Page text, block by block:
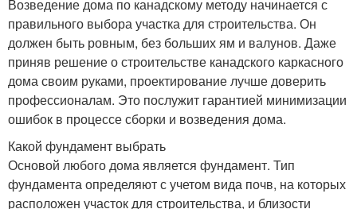
Возведение дома по канадскому методу начинается с
правильного выбора участка для строительства. Он
должен быть ровным, без больших ям и валунов. Даже
приняв решение о строительстве канадского каркасного
дома своим руками, проектирование лучше доверить
профессионалам. Это послужит гарантией минимизации
ошибок в процессе сборки и возведения дома.
Какой фундамент выбрать
Основой любого дома является фундамент. Тип
фундамента определяют с учетом вида почв, на которых
расположен участок для строительства, и близости